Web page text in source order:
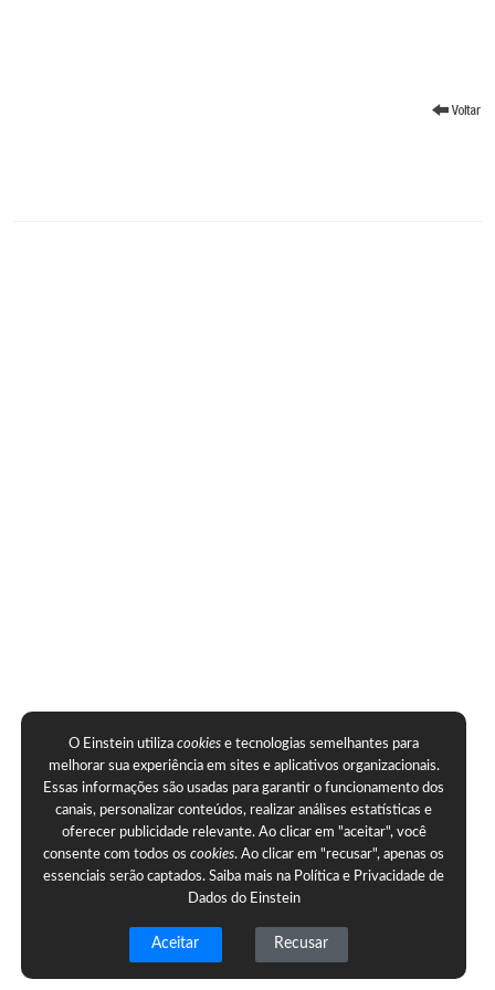
O Einstein utilizacookies e tecnologias semelhantes para
melhorar sua experiência em sites e aplicativos organizacionais.
Essas informações são usadas para garantir o funcionamento dos
canais, personalizar conteúdos, realizar análises estatísticas e
oferecer publicidade relevante. Ao clicar em "aceitar", você
consente com todos oscookies. Ao clicar em "recusar", apenas os
essenciais serão captados. Saiba mais na Política e Privacidade de
Dados do Einstein
Aceitar Recusar